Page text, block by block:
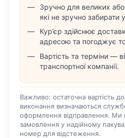
Зручно для великих
які не зручно забирати у
Кур’єр здійснює
адресою та погоджує
Вартість та терміни —
транспортної компанії.
Важливо: остаточна вартість
виконання визначаються
оформлення відправлення. Ми
замовлення у надійному
номер для відстеження.